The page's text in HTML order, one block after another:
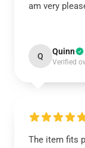
am very
Q Quinn
Verified
The item fits